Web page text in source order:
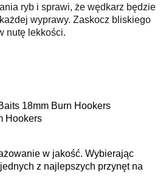
ryb i sprawi, że wędkarz będzie
wyprawy. Zaskocz bliskiego
nutę lekkości.
18mm Burn Hookers
Hookers
w jakość. Wybierając
z najlepszych przynęt na